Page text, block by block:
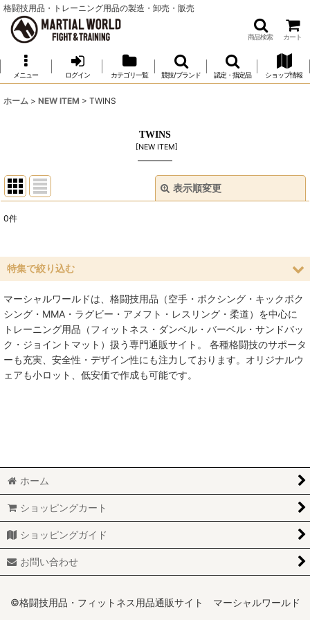
格闘技用品・トレーニング用品の製造・卸売・販売
商品検索 カート
メニュー ログイン カテゴリ一覧 競技/ブランド 認定・指定品 ショップ情報
ホーム > NEW ITEM > TWINS
TWINS
[NEW ITEM]
表示順変更
並び順:
絞り込む
0件
特集で絞り込む
空手
MMA総合格闘技
柔術
少林寺拳法
サンボ
レスリング
MARTIAL WORLD
マーシャルワールドは、格闘技用品（空手・ボクシング・キックボク
シング・MMA・ラグビー・アメフト・レスリング・柔道）を中心に
トレーニング用品（フィットネス・ダンベル・バーベル・サンドバッ
ク・ジョイントマット）扱う専門通販サイト。 各種格闘技のサポータ
ーも充実、安全性・デザイン性にも注力しております。オリジナルウ
ェアも小ロット、低安価で作成も可能です。
ホーム
ショッピングカート
ショッピングガイド
お問い合わせ
©格闘技用品・フィットネス用品通販サイト マーシャルワールド